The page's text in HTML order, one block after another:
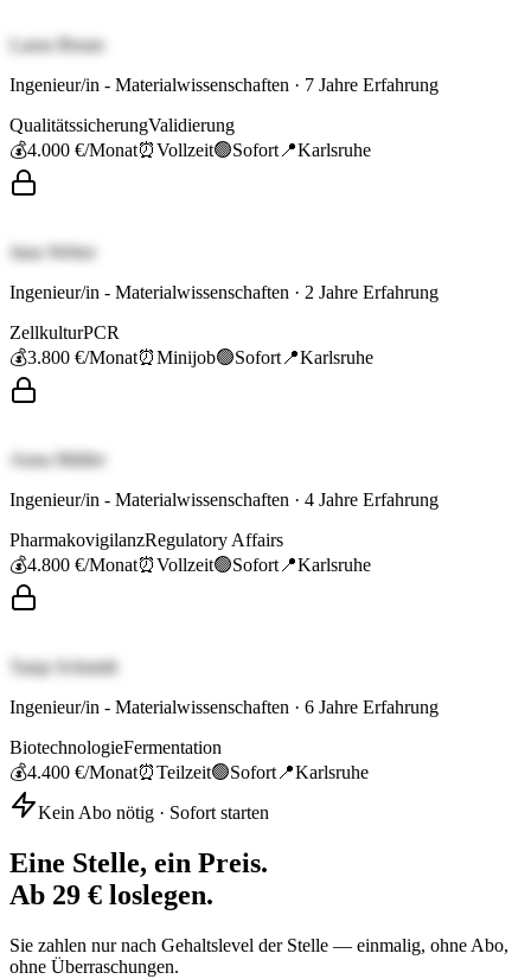
Laura Braun
Ingenieur/in - Materialwissenschaften · 7 Jahre Erfahrung
QualitätssicherungValidierung
💰4.000 €/Monat⏰Vollzeit🟢Sofort 📍Karlsruhe
Jana Weber
Ingenieur/in - Materialwissenschaften · 2 Jahre Erfahrung
ZellkulturPCR
💰3.800 €/Monat⏰Minijob🟢Sofort 📍Karlsruhe
Anna Müller
Ingenieur/in - Materialwissenschaften · 4 Jahre Erfahrung
PharmakovigilanzRegulatory Affairs
💰4.800 €/Monat⏰Vollzeit🟢Sofort 📍Karlsruhe
Tanja Schmidt
Ingenieur/in - Materialwissenschaften · 6 Jahre Erfahrung
BiotechnologieFermentation
💰4.400 €/Monat⏰Teilzeit🟢Sofort 📍Karlsruhe
Kein Abo nötig · Sofort starten
Eine Stelle, ein Preis.
Ab 29 € loslegen.
Sie zahlen nur nach Gehaltslevel der Stelle — einmalig, ohne Abo,
ohne Überraschungen.